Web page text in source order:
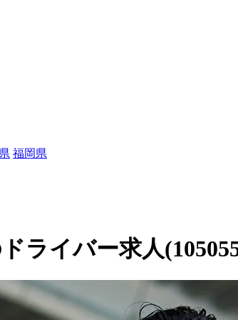
福岡県
ライバー求人